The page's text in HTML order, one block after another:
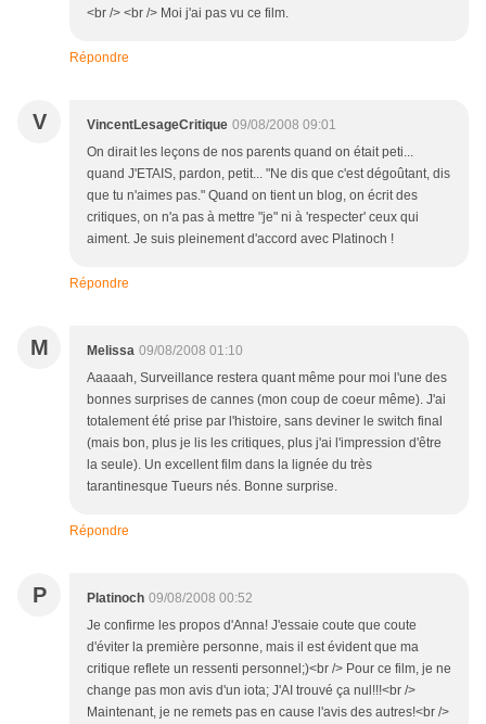
<br /> <br /> Moi j'ai pas vu ce film.
Répondre
V VincentLesageCritique 09/08/2008 09:01
On dirait les leçons de nos parents quand on était peti...
quand J'ETAIS, pardon, petit... "Ne dis que c'est dégoûtant, dis
que tu n'aimes pas." Quand on tient un blog, on écrit des
critiques, on n'a pas à mettre "je" ni à 'respecter' ceux qui
aiment. Je suis pleinement d'accord avec Platinoch !
Répondre
M Melissa 09/08/2008 01:10
Aaaaah, Surveillance restera quant même pour moi l'une des
bonnes surprises de cannes (mon coup de coeur même). J'ai
totalement été prise par l'histoire, sans deviner le switch final
(mais bon, plus je lis les critiques, plus j'ai l'impression d'être
la seule). Un excellent film dans la lignée du très
tarantinesque Tueurs nés. Bonne surprise.
Répondre
P Platinoch 09/08/2008 00:52
Je confirme les propos d'Anna! J'essaie coute que coute
d'éviter la première personne, mais il est évident que ma
critique reflete un ressenti personnel;)<br /> Pour ce film, je ne
change pas mon avis d'un iota; J'AI trouvé ça nul!!!<br />
Maintenant, je ne remets pas en cause l'avis des autres!<br />